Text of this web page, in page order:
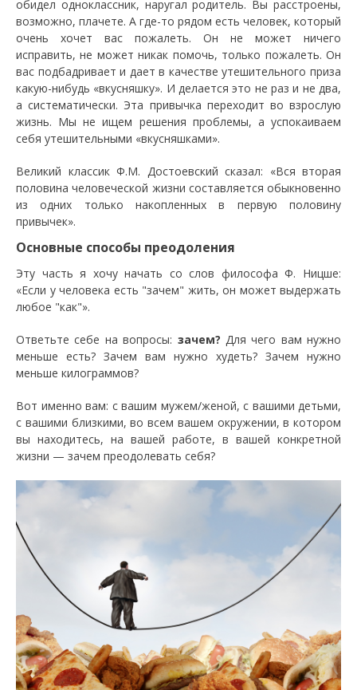
обидел одноклассник, наругал родитель. Вы расстроены,
возможно, плачете. А где-то рядом есть человек, который
очень хочет вас пожалеть. Он не может ничего
исправить, не может никак помочь, только пожалеть. Он
вас подбадривает и дает в качестве утешительного приза
какую-нибудь «вкусняшку». И делается это не раз и не два,
а систематически. Эта привычка переходит во взрослую
жизнь. Мы не ищем решения проблемы, а успокаиваем
себя утешительными «вкусняшками».
Великий классик Ф.М. Достоевский сказал: «Вся вторая
половина человеческой жизни составляется обыкновенно
из одних только накопленных в первую половину
привычек».
Основные способы преодоления
Эту часть я хочу начать со слов философа Ф. Ницше:
«Если у человека есть "зачем" жить, он может выдержать
любое "как"».
Ответьте себе на вопросы: зачем? Для чего вам нужно
меньше есть? Зачем вам нужно худеть? Зачем нужно
меньше килограммов?
Вот именно вам: с вашим мужем/женой, с вашими детьми,
с вашими близкими, во всем вашем окружении, в котором
вы находитесь, на вашей работе, в вашей конкретной
жизни — зачем преодолевать себя?